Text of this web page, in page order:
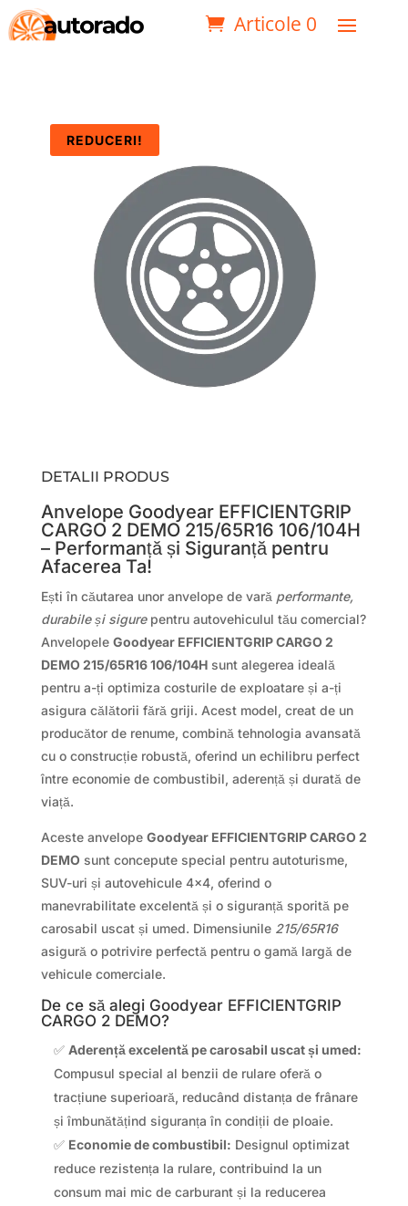
Articole 0
REDUCERI!
DETALII PRODUS
Anvelope Goodyear EFFICIENTGRIP
CARGO 2 DEMO 215/65R16 106/104H
– Performanță și Siguranță pentru
Afacerea Ta!
Ești în căutarea unor anvelope de vară performante,
durabile și sigurepentru autovehiculul tău comercial?
Anvelopele Goodyear EFFICIENTGRIP CARGO 2
DEMO 215/65R16 106/104Hsunt alegerea ideală
pentru a-ți optimiza costurile de exploatare și a-ți
asigura călătorii fără griji. Acest model, creat de un
producător de renume, combină tehnologia avansată
cu o construcție robustă, oferind un echilibru perfect
între economie de combustibil, aderență și durată de
viață.
Aceste anvelope Goodyear EFFICIENTGRIP CARGO 2
DEMO sunt concepute special pentru autoturisme,
SUV-uri și autovehicule 4×4, oferind o
manevrabilitate excelentă și o siguranță sporită pe
carosabil uscat și umed. Dimensiunile 215/65R16
asigură o potrivire perfectă pentru o gamă largă de
vehicule comerciale.
De ce să alegi Goodyear EFFICIENTGRIP
CARGO 2 DEMO?
✅ Aderență excelentă pe carosabil uscat și umed:
Compusul special al benzii de rulare oferă o
tracțiune superioară, reducând distanța de frânare
și îmbunătățind siguranța în condiții de ploaie.
✅ Economie de combustibil: Designul optimizat
reduce rezistența la rulare, contribuind la un
consum mai mic de carburant și la reducerea